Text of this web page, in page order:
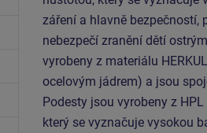
záření a hlavně bezpečností,
nebezpečí zranění dětí
vyrobeny z materiálu
ocelovým jádrem) a jsou
Podesty jsou vyrobeny z
který se vyznačuje vysokou